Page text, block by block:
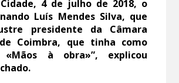
4 de julho de 2018, o
Luís Mendes Silva, que
presidente da Câmara
Coimbra, que tinha como
«Mãos à obra»”, explicou